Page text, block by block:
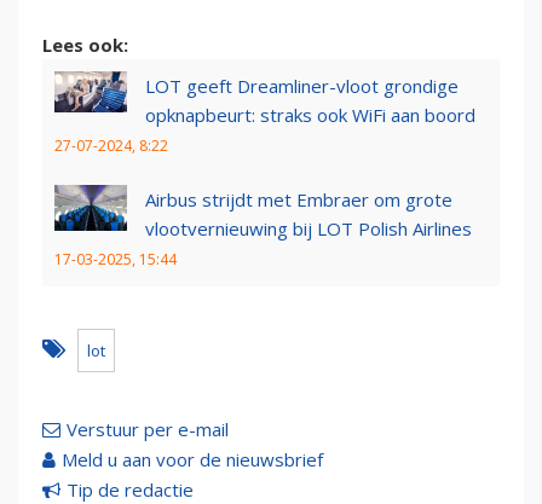
Lees ook:
LOT geeft Dreamliner-vloot grondige
opknapbeurt: straks ook WiFi aan boord
27-07-2024, 8:22
Airbus strijdt met Embraer om grote
vlootvernieuwing bij LOT Polish Airlines
17-03-2025, 15:44
lot
Verstuur per e-mail
Meld u aan voor de nieuwsbrief
Tip de redactie